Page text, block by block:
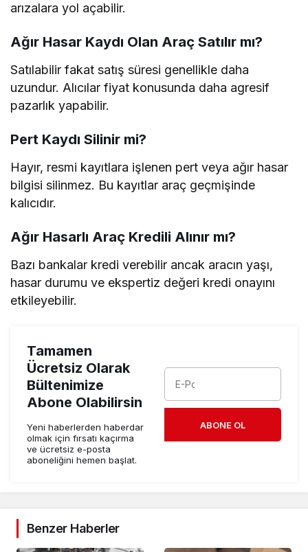
arızalara yol açabilir.
Ağır Hasar Kaydı Olan Araç Satılır mı?
Satılabilir fakat satış süresi genellikle daha
uzundur. Alıcılar fiyat konusunda daha agresif
pazarlık yapabilir.
Pert Kaydı Silinir mi?
Hayır, resmi kayıtlara işlenen pert veya ağır hasar
bilgisi silinmez. Bu kayıtlar araç geçmişinde
kalıcıdır.
Ağır Hasarlı Araç Kredili Alınır mı?
Bazı bankalar kredi verebilir ancak aracın yaşı,
hasar durumu ve ekspertiz değeri kredi onayını
etkileyebilir.
Tamamen
Ücretsiz Olarak
Bültenimize
Abone Olabilirsin
Yeni haberlerden haberdar
olmak için fırsatı kaçırma
ve ücretsiz e-posta
aboneliğini hemen başlat.
ABONE OL
Benzer Haberler